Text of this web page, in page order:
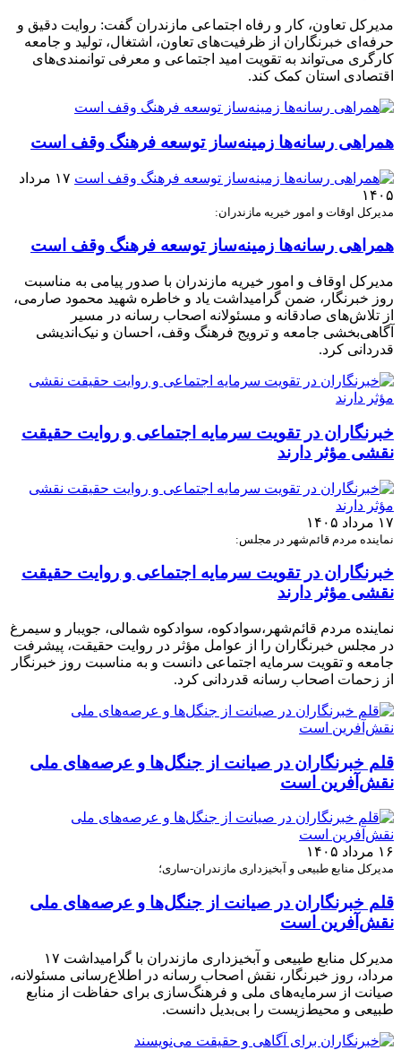
مدیرکل تعاون، کار و رفاه اجتماعی مازندران گفت: روایت دقیق و
حرفه‌ای خبرنگاران از ظرفیت‌های تعاون، اشتغال، تولید و جامعه
کارگری می‌تواند به تقویت امید اجتماعی و معرفی توانمندی‌های
اقتصادی استان کمک کند.
همراهی رسانه‌ها زمینه‌ساز توسعه فرهنگ وقف است
۱۷ مرداد
۱۴۰۵
مدیرکل اوقات و امور خیریه مازندران:
همراهی رسانه‌ها زمینه‌ساز توسعه فرهنگ وقف است
مدیرکل اوقاف و امور خیریه مازندران با صدور پیامی به مناسبت
روز خبرنگار، ضمن گرامیداشت یاد و خاطره شهید محمود صارمی،
از تلاش‌های صادقانه و مسئولانه اصحاب رسانه در مسیر
آگاهی‌بخشی جامعه و ترویج فرهنگ وقف، احسان و نیک‌اندیشی
قدردانی کرد.
خبرنگاران در تقویت سرمایه اجتماعی و روایت حقیقت
نقشی مؤثر دارند
۱۷ مرداد ۱۴۰۵
نماینده مردم قائم‌شهر در مجلس:
خبرنگاران در تقویت سرمایه اجتماعی و روایت حقیقت
نقشی مؤثر دارند
نماینده مردم قائم‌شهر،سوادکوه، سوادکوه شمالی، جویبار و سیمرغ
در مجلس خبرنگاران را از عوامل مؤثر در روایت حقیقت، پیشرفت
جامعه و تقویت سرمایه اجتماعی دانست و به مناسبت روز خبرنگار
از زحمات اصحاب رسانه قدردانی کرد.
قلم خبرنگاران در صیانت از جنگل‌ها و عرصه‌های ملی
نقش‌آفرین است
۱۶ مرداد ۱۴۰۵
مدیرکل منابع طبیعی و آبخیزداری مازندران-ساری؛
قلم خبرنگاران در صیانت از جنگل‌ها و عرصه‌های ملی
نقش‌آفرین است
مدیرکل منابع طبیعی و آبخیزداری مازندران با گرامیداشت ۱۷
مرداد، روز خبرنگار، نقش اصحاب رسانه در اطلاع‌رسانی مسئولانه،
صیانت از سرمایه‌های ملی و فرهنگ‌سازی برای حفاظت از منابع
طبیعی و محیط‌زیست را بی‌بدیل دانست.